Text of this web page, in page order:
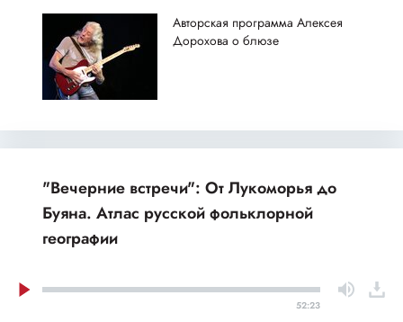
Авторская программа Алексея
Дорохова о блюзе
"Вечерние встречи": От Лукоморья до
Буяна. Атлас русской фольклорной
географии
52:23